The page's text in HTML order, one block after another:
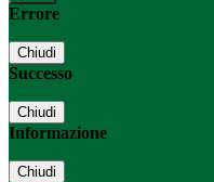
Errore
Chiudi
Successo
Chiudi
Informazione
Chiudi